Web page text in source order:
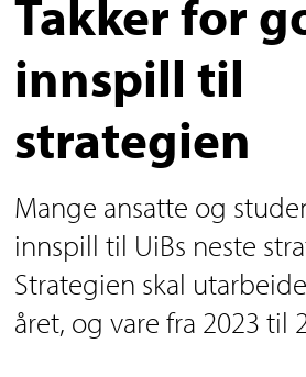
Takker for
innspill til
strategien
Mange ansatte og
innspill til UiBs neste
Strategien skal
året, og vare fra 2023 til